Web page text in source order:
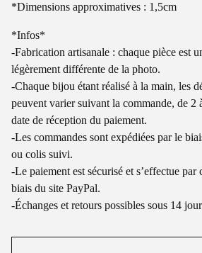
*Dimensions approximatives : 1,5cm
*Infos*
-Fabrication artisanale : chaque pièce est
légèrement différente de la photo.
-Chaque bijou étant réalisé à la main, les
peuvent varier suivant la commande, de 2
date de réception du paiement.
-Les commandes sont expédiées par le
ou colis suivi.
-Le paiement est sécurisé et s’effectue par
biais du site PayPal.
-Échanges et retours possibles sous 14